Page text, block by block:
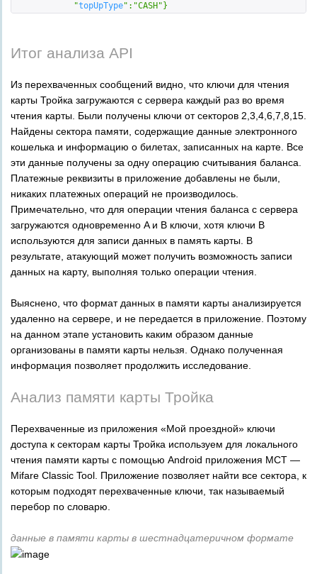
            "
topUpType": "CASH" }
Итог анализа API
Из перехваченных сообщений видно, что ключи для чтения
карты Тройка загружаются с сервера каждый раз во время
чтения карты. Были получены ключи от секторов 2,3,4,6,7,8,15.
Найдены сектора памяти, содержащие данные электронного
кошелька и информацию о билетах, записанных на карте. Все
эти данные получены за одну операцию считывания баланса.
Платежные реквизиты в приложение добавлены не были,
никаких платежных операций не производилось.
Примечательно, что для операции чтения баланса с сервера
загружаются одновременно A и B ключи, хотя ключи B
используются для записи данных в память карты. В
результате, атакующий может получить возможность записи
данных на карту, выполняя только операции чтения.
Выяснено, что формат данных в памяти карты анализируется
удаленно на сервере, и не передается в приложение. Поэтому
на данном этапе установить каким образом данные
организованы в памяти карты нельзя. Однако полученная
информация позволяет продолжить исследование.
Анализ памяти карты Тройка
Перехваченные из приложения «Мой проездной» ключи
доступа к секторам карты Тройка используем для локального
чтения памяти карты с помощью Android приложения MCT —
Mifare Classic Tool. Приложение позволяет найти все сектора, к
которым подходят перехваченные ключи, так называемый
перебор по словарю.
данные в памяти карты в шестнадцатеричном формате